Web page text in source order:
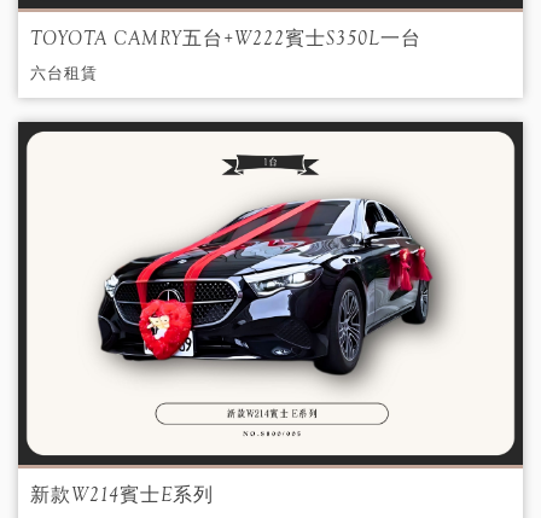
TOYOTA CAMRY五台+W222賓士S350L一台
六台租賃
新款W214賓士E系列